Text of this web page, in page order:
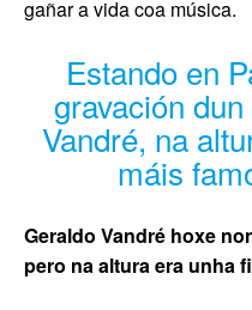
gañar a vida coa música.
Estando en
gravación
Vandré, na
máis
Geraldo Vandré hoxe
pero na altura era unha